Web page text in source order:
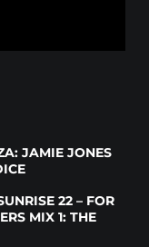
JAMIE JONES
22 – FOR
MIX 1: THE